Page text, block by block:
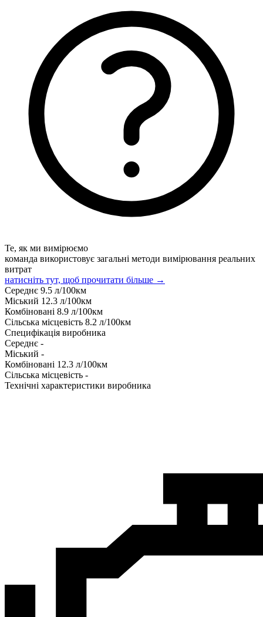
Те, як ми вимірюємо
команда використовує загальні методи вимірювання реальних
витрат
натисніть тут, щоб прочитати більше →
Середнє 9.5 л/100км
Міський 12.3 л/100км
Комбіновані 8.9 л/100км
Сільська місцевість 8.2 л/100км
Специфікація виробника
Середнє -
Міський -
Комбіновані 12.3 л/100км
Сільська місцевість -
Технічні характеристики виробника